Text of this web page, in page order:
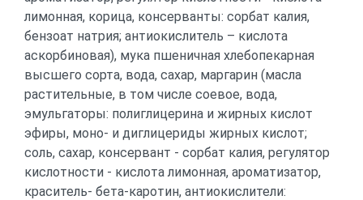
лимонная, корица, консерванты: сорбат калия,
бензоат натрия; антиокислитель – кислота
аскорбиновая), мука пшеничная хлебопекарная
высшего сорта, вода, сахар, маргарин (масла
растительные, в том числе соевое, вода,
эмульгаторы: полиглицерина и жирных кислот
эфиры, моно- и диглицериды жирных кислот;
соль, сахар, консервант - сорбат калия, регулятор
кислотности - кислота лимонная, ароматизатор,
краситель- бета-каротин, антиокислители: